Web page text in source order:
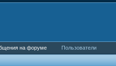
на форуме Пользователи